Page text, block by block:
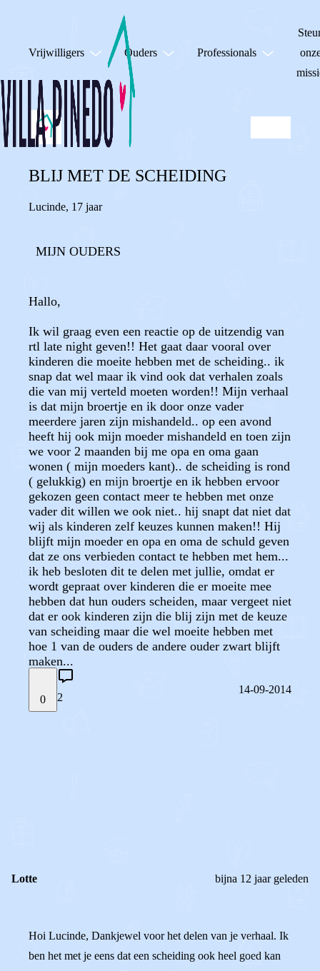
Vrijwilligers Ouders Professionals
BLIJ MET DE SCHEIDING
Lucinde, 17 jaar
MIJN OUDERS
Hallo,
Ik wil graag even een reactie op de uitzendig van
rtl late night geven!! Het gaat daar vooral over
kinderen die moeite hebben met de scheiding.. ik
snap dat wel maar ik vind ook dat verhalen zoals
die van mij verteld moeten worden!! Mijn verhaal
is dat mijn broertje en ik door onze vader
meerdere jaren zijn mishandeld.. op een avond
heeft hij ook mijn moeder mishandeld en toen zijn
we voor 2 maanden bij me opa en oma gaan
wonen ( mijn moeders kant).. de scheiding is rond
( gelukkig) en mijn broertje en ik hebben ervoor
gekozen geen contact meer te hebben met onze
vader dit willen we ook niet.. hij snapt dat niet dat
wij als kinderen zelf keuzes kunnen maken!! Hij
blijft mijn moeder en opa en oma de schuld geven
dat ze ons verbieden contact te hebben met hem...
ik heb besloten dit te delen met jullie, omdat er
wordt gepraat over kinderen die er moeite mee
hebben dat hun ouders scheiden, maar vergeet niet
dat er ook kinderen zijn die blij zijn met de keuze
van scheiding maar die wel moeite hebben met
hoe 1 van de ouders de andere ouder zwart blijft
maken...
0 2
14-09-2014
Lotte bijna 12 jaar geleden
Hoi Lucinde, Dankjewel voor het delen van je verhaal. Ik
ben het met je eens dat een scheiding ook heel goed kan